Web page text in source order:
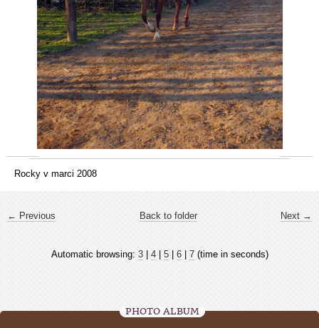
Rocky v marci 2008
← Previous Next →
Back to folder
Automatic browsing: 3| 4| 5| 6| 7(time in seconds)
PHOTO ALBUM